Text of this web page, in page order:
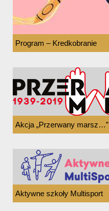
Program – Kredkobranie
Akcja „Przerwany marsz…”
Aktywne szkoły Multisport